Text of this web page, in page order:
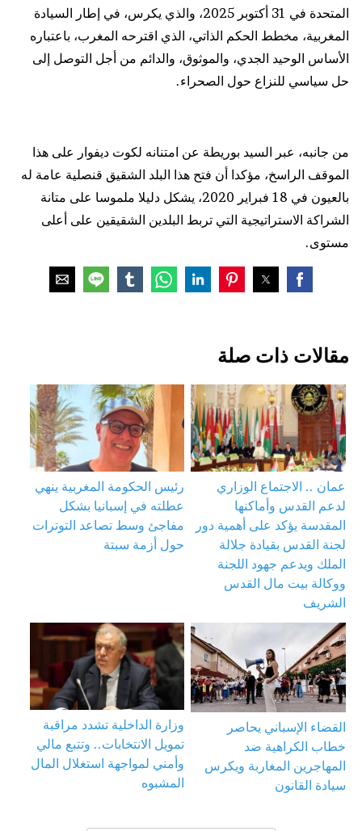
المتحدة في 31 أكتوبر 2025، والذي يكرس، في إطار السيادة
المغربية، مخطط الحكم الذاتي، الذي اقترحه المغرب، باعتباره
الأساس الوحيد الجدي، والموثوق، والدائم من أجل التوصل إلى
حل سياسي للنزاع حول الصحراء.
من جانبه، عبر السيد بوريطة عن امتنانه لكوت ديفوار على هذا
الموقف الراسخ، مؤكدا أن فتح هذا البلد الشقيق قنصلية عامة له
بالعيون في 18 فبراير 2020، يشكل دليلا ملموسا على متانة
الشراكة الاستراتيجية التي تربط البلدين الشقيقين على أعلى
مستوى.
مقالات ذات صلة
عمان .. الاجتماع الوزاري
لدعم القدس وأماكنها
المقدسة يؤكد على أهمية دور
لجنة القدس بقيادة جلالة
الملك ويدعم جهود اللجنة
ووكالة بيت مال القدس
الشريف
رئيس الحكومة المغربية ينهي
عطلته في إسبانيا بشكل
مفاجئ وسط تصاعد التوترات
حول أزمة سبتة
القضاء الإسباني يحاصر
خطاب الكراهية ضد
المهاجرين المغاربة ويكرس
سيادة القانون
وزارة الداخلية تشدد مراقبة
تمويل الانتخابات.. وتتبع مالي
وأمني لمواجهة استغلال المال
المشبوه